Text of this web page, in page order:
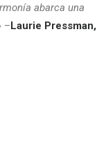
abarca una
–Laurie Pressman,